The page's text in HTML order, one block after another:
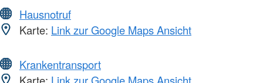
Hausnotruf
Karte: Link zur Google Maps Ansicht
Krankentransport
Karte: Link zur Google Maps Ansicht